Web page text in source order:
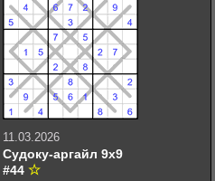
11.03.2026
Судоку-аргайл 9х9
#44